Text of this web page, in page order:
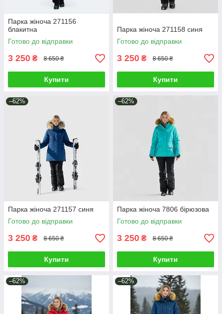
Парка жіноча 271156
блакитна
Готово до відправки
3 250 ₴ 8 650 ₴
Купити
Парка жіноча 271158 синя
Готово до відправки
3 250 ₴ 8 650 ₴
Купити
–62%
Парка жіноча 271157 синя
Готово до відправки
3 250 ₴ 8 650 ₴
Купити
–62%
Парка жіноча 7806 бірюзова
Готово до відправки
3 250 ₴ 8 650 ₴
Купити
–62% –62%